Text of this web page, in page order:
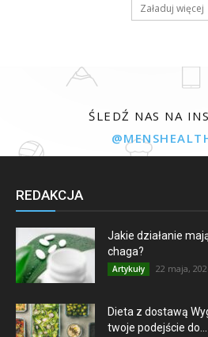
Załaduj więcej
ŚLEDŹ NAS NA
REDAKCJA
Jakie działanie
chaga?
Artykuły 22 maja,
Dieta z dostawą
twoje podejście do...